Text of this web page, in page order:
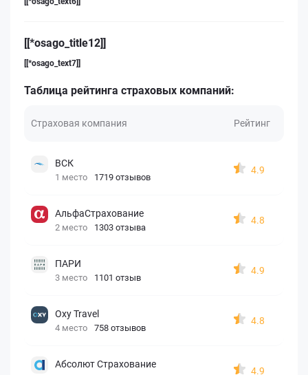
[[*osago_title12]]
[[*osago_text7]]
Таблица рейтинга страховых компаний:
Страховая компания Рейтинг
ВСК
1 место 1719 отзывов
4.9
АльфаСтрахование
2 место 1303 отзыва
4.8
ПАРИ
3 место 1101 отзыв
4.9
Oxy Travel
4 место 758 отзывов
4.8
Абсолют Страхование
4.9